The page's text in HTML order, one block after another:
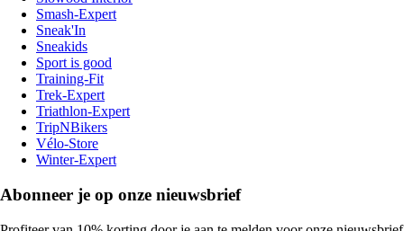
Smash-Expert
Sneak'In
Sneakids
Sport is good
Training-Fit
Trek-Expert
Triathlon-Expert
TripNBikers
Vélo-Store
Winter-Expert
Abonneer je op onze nieuwsbrief